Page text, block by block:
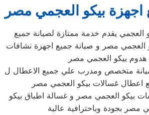
اجهزة بيكو العجمي مصر
العجمي يقدم خدمة ممتازة لصيانة جميع
العجمي مصر و صيانة جميع اجهزة نشافات
هدوم بيكو العجمي مصر
متخصص ومدرب علي جميع الاعطال ل
اعطال غسالات بيكو العجمي مصر
بيكو العجمي مصر و غسالة اطباق بيكو
مصر بجودة وباحترافية عالية